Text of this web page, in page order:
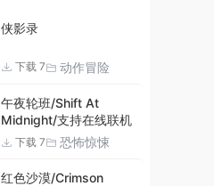
侠影录
下载 7 动作冒险
午夜轮班/Shift At
Midnight/支持在线联机
下载 7 恐怖惊悚
红色沙漠/Crimson